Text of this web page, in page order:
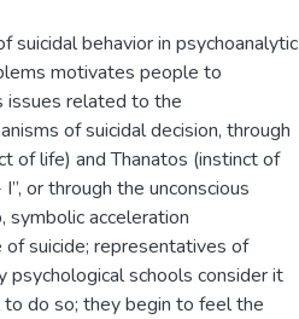
suicidal behavior in psychoanalytic
motivates people to
issues related to the
of suicidal decision, through
of life) and Thanatos (instinct of
or through the unconscious
acceleration
of suicide; representatives of
schools consider it
do so; they begin to feel the